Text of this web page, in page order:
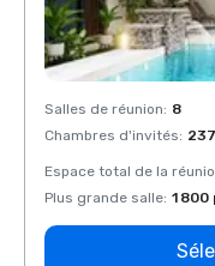
Salles de réunion: 8
Chambres d'invités: 237
Espace total de la
Plus grande salle: 1 800